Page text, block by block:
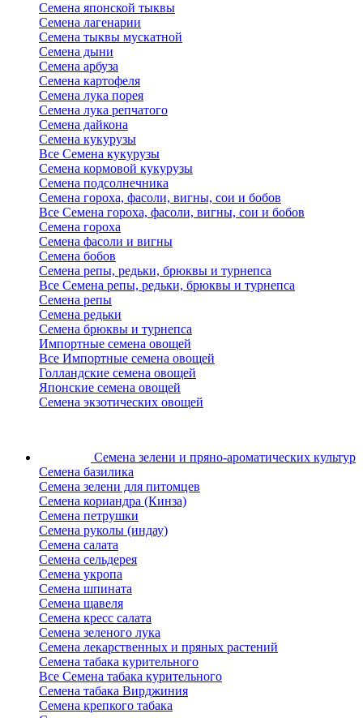
Семена японской тыквы
Семена лагенарии
Семена тыквы мускатной
Семена дыни
Семена арбуза
Семена картофеля
Семена лука порея
Семена лука репчатого
Семена дайкона
Семена кукурузы
Все Семена кукурузы
Семена кормовой кукурузы
Семена подсолнечника
Семена гороха, фасоли, вигны, сои и бобов
Все Семена гороха, фасоли, вигны, сои и бобов
Семена гороха
Семена фасоли и вигны
Семена бобов
Семена репы, редьки, брюквы и турнепса
Все Семена репы, редьки, брюквы и турнепса
Семена репы
Семена редьки
Семена брюквы и турнепса
Импортные семена овощей
Все Импортные семена овощей
Голландские семена овощей
Японские семена овощей
Семена экзотических овощей
Семена зелени и пряно-ароматических культур
Семена базилика
Семена зелени для питомцев
Семена кориандра (Кинза)
Семена петрушки
Семена руколы (индау)
Семена салата
Семена сельдерея
Семена укропа
Семена шпината
Семена щавеля
Семена кресс салата
Семена зеленого лука
Семена лекарственных и пряных растений
Семена табака курительного
Все Семена табака курительного
Семена табака Вирджиния
Семена крепкого табака